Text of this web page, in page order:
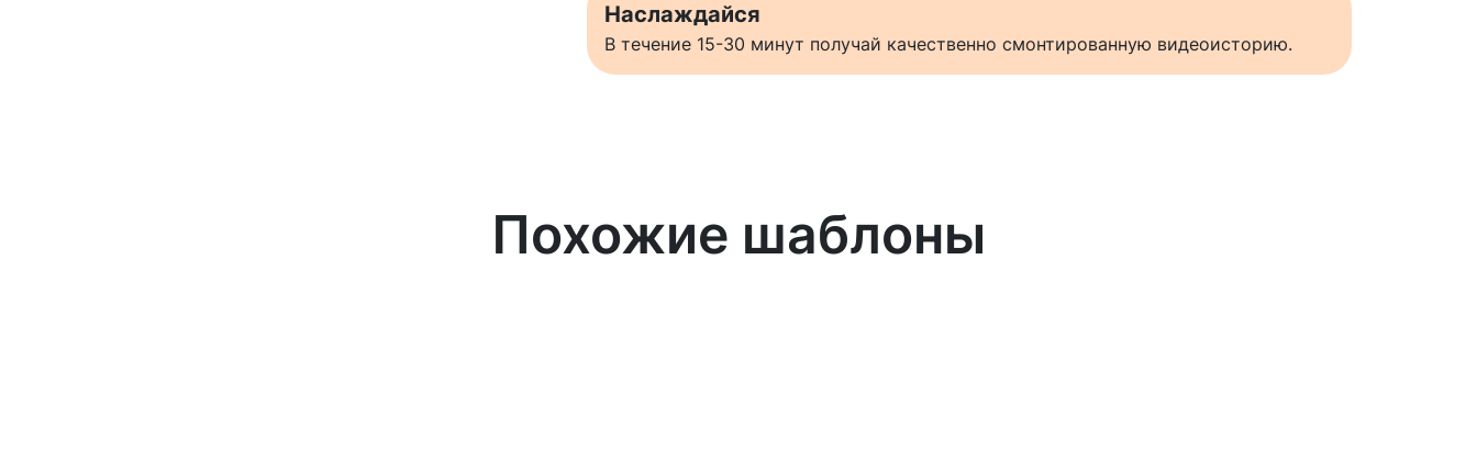
Наслаждайся
В течение 15-30 минут получай качественно смонтированную видеоисторию.
Похожие шаблоны